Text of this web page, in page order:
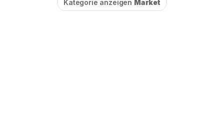
Kategorie anzeigen Market